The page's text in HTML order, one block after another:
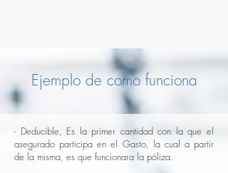
Ejemplo de como funciona
- Deducible, Es la primer cantidad con la que el
asegurado participa en el Gasto, la cual a partir
de la misma, es que funcionara la póliza.